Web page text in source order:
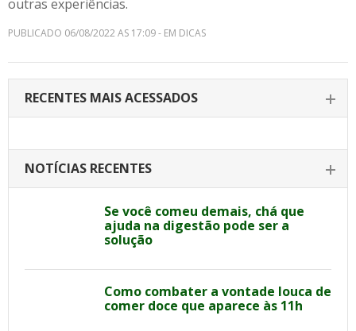
outras experiências.
PUBLICADO 06/08/2022 AS 17:09 - EM DICAS
RECENTES MAIS ACESSADOS
NOTÍCIAS RECENTES
Se você comeu demais, chá que
ajuda na digestão pode ser a
solução
Como combater a vontade louca de
comer doce que aparece às 11h